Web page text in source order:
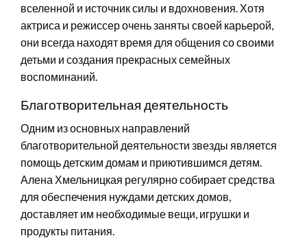
вселенной и источник силы и вдохновения. Хотя
актриса и режиссер очень заняты своей карьерой,
они всегда находят время для общения со своими
детьми и создания прекрасных семейных
воспоминаний.
Благотворительная деятельность
Одним из основных направлений
благотворительной деятельности звезды является
помощь детским домам и приютившимся детям.
Алена Хмельницкая регулярно собирает средства
для обеспечения нуждами детских домов,
доставляет им необходимые вещи, игрушки и
продукты питания.